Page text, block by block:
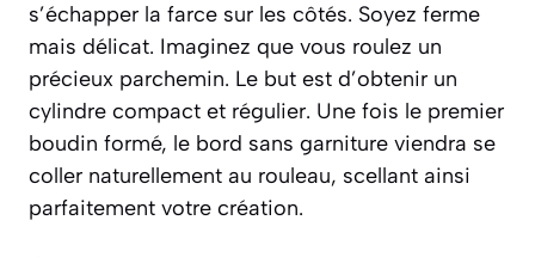
s’échapper la farce sur les côtés. Soyez ferme
mais délicat. Imaginez que vous roulez un
précieux parchemin. Le but est d’obtenir un
cylindre compact et régulier. Une fois le premier
boudin formé, le bord sans garniture viendra se
coller naturellement au rouleau, scellant ainsi
parfaitement votre création.